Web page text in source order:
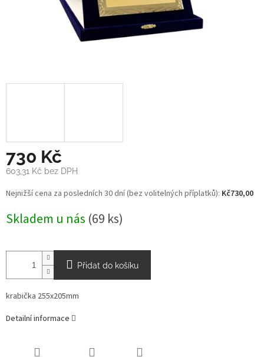
730 Kč
603,31 Kč bez DPH
Měrná
cena:
Nejnižší cena za posledních 30 dní (bez volitelných příplatků): Kč730,00
Skladem u nás (69 ks)
Přidat do košíku
krabička 255x205mm
Detailní informace